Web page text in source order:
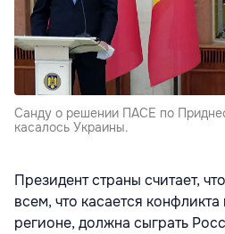
Санду о решении ПАСЕ по
касалось Украины.
Президент страны считает,
всем, что касается
регионе, должна сыграть